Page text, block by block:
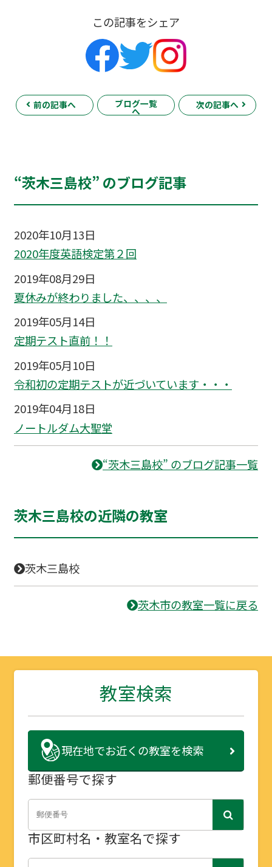
この記事をシェア
前の記事へ ブログ一覧
へ
次の記事へ
“茨木三島校” のブログ記事
2020年10月13日
2020年度英語検定第２回
2019年08月29日
夏休みが終わりました、、、、
2019年05月14日
定期テスト直前！！
2019年05月10日
令和初の定期テストが近づいています・・・
2019年04月18日
ノートルダム大聖堂
“茨木三島校” のブログ記事一覧
茨木三島校の近隣の教室
茨木三島校
茨木市の教室一覧に戻る
教室検索
現在地でお近くの教室を検索
郵便番号で探す
市区町村名・教室名で探す